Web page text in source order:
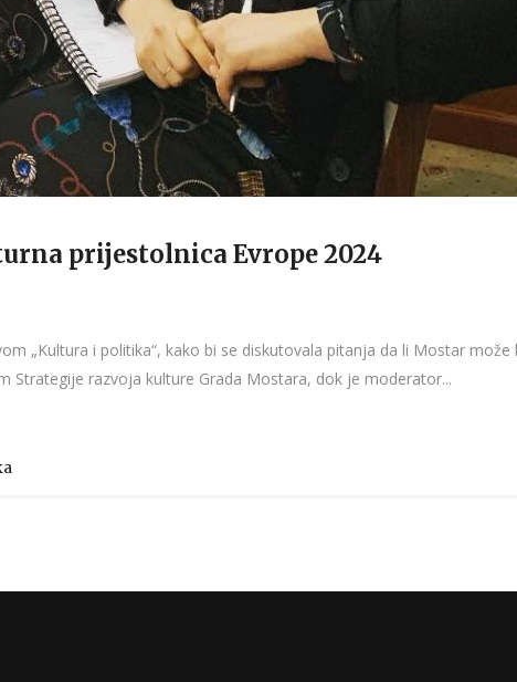
prijestolnica Evrope 2024
„Kultura i politika“, kako bi se diskutovala pitanja da li Mostar može
Strategije razvoja kulture Grada Mostara, dok je moderator...